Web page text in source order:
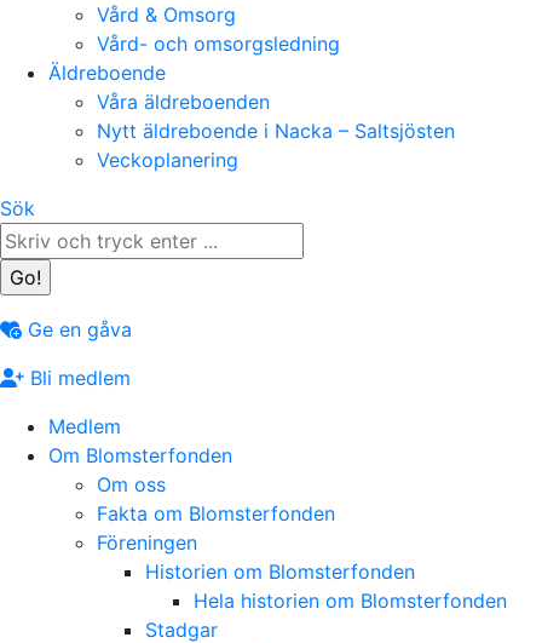
Vård & Omsorg
Vård- och omsorgsledning
Äldreboende
Våra äldreboenden
Nytt äldreboende i Nacka – Saltsjösten
Veckoplanering
Search:
Sök
Ge en gåva
Bli medlem
Medlem
Om Blomsterfonden
Om oss
Fakta om Blomsterfonden
Föreningen
Historien om Blomsterfonden
Hela historien om Blomsterfonden
Stadgar